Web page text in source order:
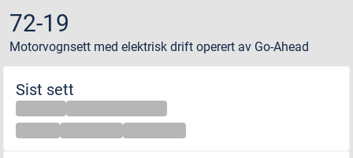
72-19
Motorvognsett med elektrisk drift operert av Go-Ahead
Sist sett